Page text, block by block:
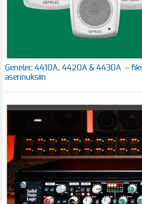
Genelec 4410A, 4420A & 4430A –
asennuksiin